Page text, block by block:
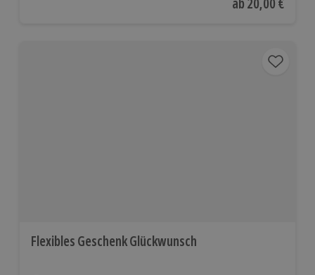
Aktueller Preis
ab20,00 €
Flexibles Geschenk Glückwunsch